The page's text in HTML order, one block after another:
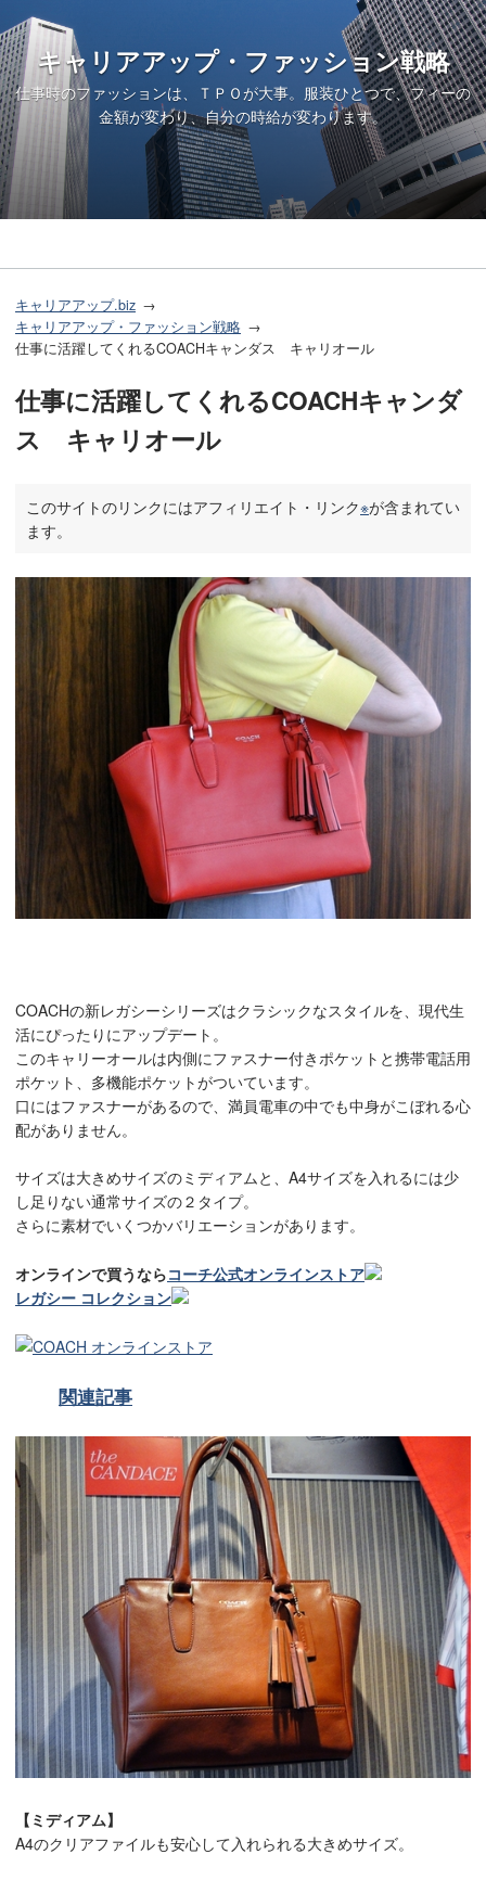
キャリアアップ・ファッション戦略
仕事時のファッションは、ＴＰＯが大事。服装ひとつで、フィーの
金額が変わり、自分の時給が変わります。
キャリアアップ.biz
キャリアアップ・ファッション戦略
仕事に活躍してくれるCOACHキャンダス キャリオール
仕事に活躍してくれるCOACHキャンダ
ス キャリオール
このサイトのリンクにはアフィリエイト・リンク※が含まれてい
ます。
COACHの新レガシーシリーズはクラシックなスタイルを、現代生
活にぴったりにアップデート。
このキャリーオールは内側にファスナー付きポケットと携帯電話用
ポケット、多機能ポケットがついています。
口にはファスナーがあるので、満員電車の中でも中身がこぼれる心
配がありません。
サイズは大きめサイズのミディアムと、A4サイズを入れるには少
し足りない通常サイズの２タイプ。
さらに素材でいくつかバリエーションがあります。
オンラインで買うならコーチ公式オンラインストア
レガシー コレクション
関連記事
【ミディアム】
A4のクリアファイルも安心して入れられる大きめサイズ。